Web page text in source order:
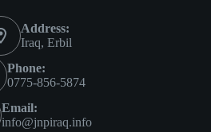
Address:
Iraq, Erbil
Phone:
0775-856-5874
Email:
info@jnpiraq.info